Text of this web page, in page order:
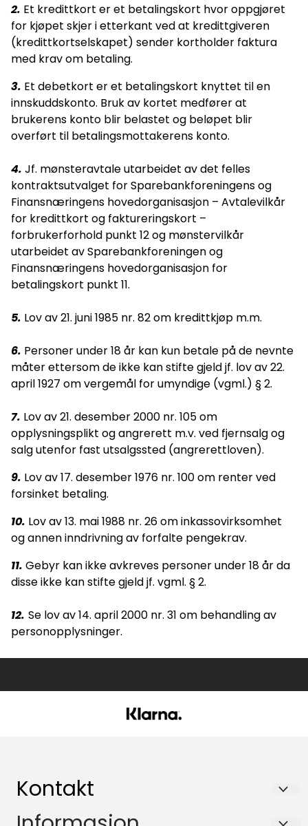
2. Et kredittkort er et betalingskort hvor oppgjøret
for kjøpet skjer i etterkant ved at kredittgiveren
(kredittkortselskapet) sender kortholder faktura
med krav om betaling.
3. Et debetkort er et betalingskort knyttet til en
innskuddskonto. Bruk av kortet medfører at
brukerens konto blir belastet og beløpet blir
overført til betalingsmottakerens konto.
4. Jf. mønsteravtale utarbeidet av det felles
kontraktsutvalget for Sparebankforeningens og
Finansnæringens hovedorganisasjon – Avtalevilkår
for kredittkort og faktureringskort –
forbrukerforhold punkt 12 og mønstervilkår
utarbeidet av Sparebankforeningen og
Finansnæringens hovedorganisasjon for
betalingskort punkt 11.
5. Lov av 21. juni 1985 nr. 82 om kredittkjøp m.m.
6. Personer under 18 år kan kun betale på de nevnte
måter ettersom de ikke kan stifte gjeld jf. lov av 22.
april 1927 om vergemål for umyndige (vgml.) § 2.
7. Lov av 21. desember 2000 nr. 105 om
opplysningsplikt og angrerett m.v. ved fjernsalg og
salg utenfor fast utsalgssted (angrerettloven).
9. Lov av 17. desember 1976 nr. 100 om renter ved
forsinket betaling.
10. Lov av 13. mai 1988 nr. 26 om inkassovirksomhet
og annen inndrivning av forfalte pengekrav.
11. Gebyr kan ikke avkreves personer under 18 år da
disse ikke kan stifte gjeld jf. vgml. § 2.
12. Se lov av 14. april 2000 nr. 31 om behandling av
personopplysninger.
Kontakt
Glassmagasinet Øgrey ANS